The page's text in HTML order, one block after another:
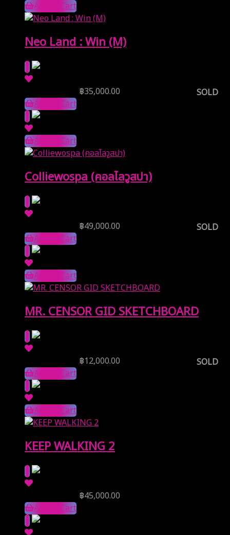
Add to Cart
Neo Land : Win (M)
฿35,000.00
SOLD
Add to Cart
Add to Cart
Colliewospa (คอลไลวูสปา)
฿49,000.00
SOLD
Add to Cart
Add to Cart
MR. CENSOR GID SKETCHBOARD
฿12,000.00
SOLD
Add to Cart
Add to Cart
KEEP WALKING 2
฿45,000.00
Add to Cart